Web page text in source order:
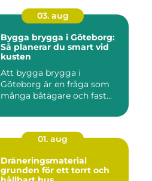
03. aug
Bygga brygga i Göteborg:
Så planerar du smart vid
kusten
Att bygga brygga i
Göteborg är en fråga som
många båtägare och fast...
01. aug
Dräneringsmaterial
grunden för ett torrt och